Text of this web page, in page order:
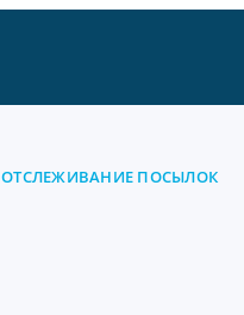
ОТСЛЕЖИВАНИЕ ПОСЫЛОК